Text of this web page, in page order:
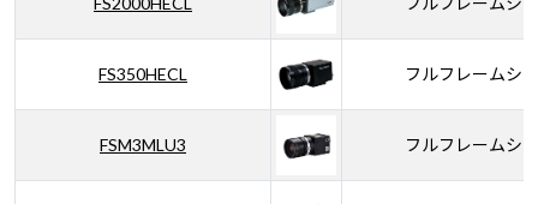
FS350HECL フルフレームシ
FSM3MLU3 フルフレームシ